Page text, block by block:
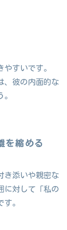
すいです。
、彼の内面的な
を縮める
き添いや親密な
に対して「私の
。